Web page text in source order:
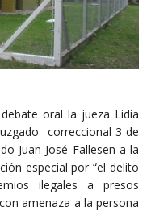
oral la jueza Lidia
correccional 3 de
Juan José Fallesen a la
especial por “el delito
ilegales a presos
amenaza a la persona